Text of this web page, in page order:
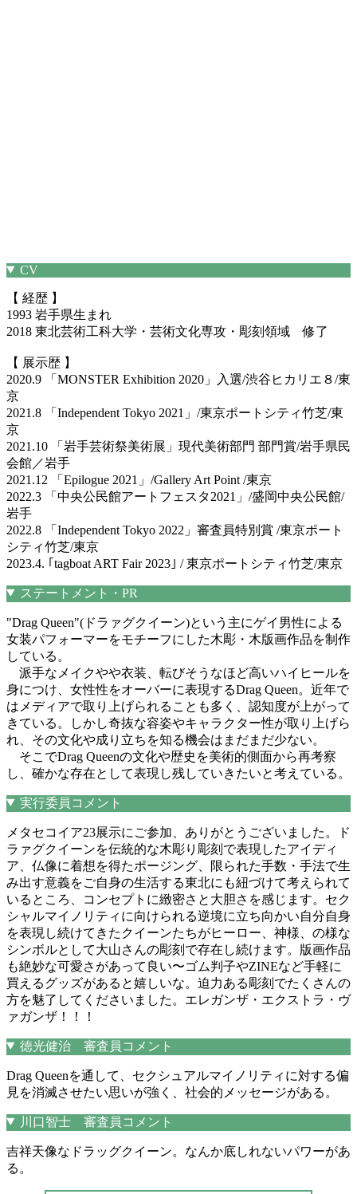
CV
【 経歴 】
1993 岩手県生まれ
2018 東北芸術工科大学・芸術文化専攻・彫刻領域 修了
【 展示歴 】
2020.9 「MONSTER Exhibition 2020」入選/渋谷ヒカリエ８/東
京
2021.8 「Independent Tokyo 2021」/東京ポートシティ竹芝/東
京
2021.10 「岩手芸術祭美術展」現代美術部門 部門賞/岩手県民
会館／岩手
2021.12 「Epilogue 2021」/Gallery Art Point /東京
2022.3 「中央公民館アートフェスタ2021」/盛岡中央公民館/
岩手
2022.8 「Independent Tokyo 2022」審査員特別賞 /東京ポート
シティ竹芝/東京
2023.4. ｢tagboat ART Fair 2023｣ / 東京ポートシティ竹芝/東京
ステートメント・PR
"Drag Queen"(ドラァグクイーン)という主にゲイ男性による
女装パフォーマーをモチーフにした木彫・木版画作品を制作
している。
派手なメイクやや衣装、転びそうなほど高いハイヒールを
身につけ、女性性をオーバーに表現するDrag Queen。近年で
はメディアで取り上げられることも多く、認知度が上がって
きている。しかし奇抜な容姿やキャラクター性が取り上げら
れ、その文化や成り立ちを知る機会はまだまだ少ない。
そこでDrag Queenの文化や歴史を美術的側面から再考察
し、確かな存在として表現し残していきたいと考えている。
実行委員コメント
メタセコイア23展示にご参加、ありがとうございました。ド
ラァグクイーンを伝統的な木彫り彫刻で表現したアイディ
ア、仏像に着想を得たポージング、限られた手数・手法で生
み出す意義をご自身の生活する東北にも紐づけて考えられて
いるところ、コンセプトに緻密さと大胆さを感じます。セク
シャルマイノリティに向けられる逆境に立ち向かい自分自身
を表現し続けてきたクイーンたちがヒーロー、神様、の様な
シンボルとして大山さんの彫刻で存在し続けます。版画作品
も絶妙な可愛さがあって良い〜ゴム判子やZINEなど手軽に
買えるグッズがあると嬉しいな。迫力ある彫刻でたくさんの
方を魅了してくださいました。エレガンザ・エクストラ・ヴ
ァガンザ！！！
徳光健治 審査員コメント
Drag Queenを通して、セクシュアルマイノリティに対する偏
見を消滅させたい思いが強く、社会的メッセージがある。
川口智士 審査員コメント
吉祥天像なドラッグクイーン。なんか底しれないパワーがあ
る。